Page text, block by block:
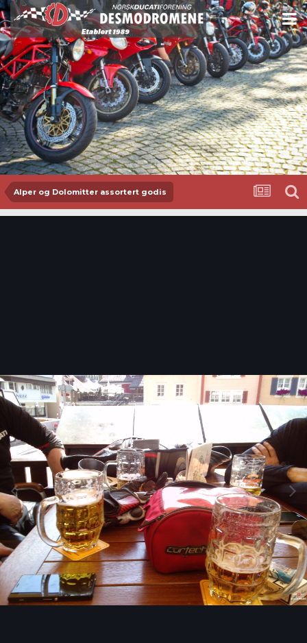
Alper og Dolomitter assortert godis